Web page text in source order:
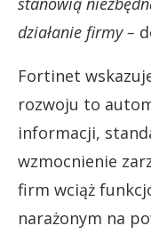
działanie firmy –
Fortinet
rozwoju to
informacji,
wzmocnienie
firm wciąż
narażonym na